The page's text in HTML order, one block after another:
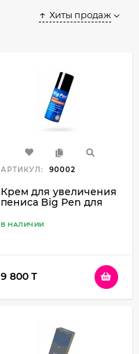
Хиты продаж
АРТИКУЛ: 90002
Крем для увеличения
пениса Big Pen для
В НАЛИЧИИ
9 800 T